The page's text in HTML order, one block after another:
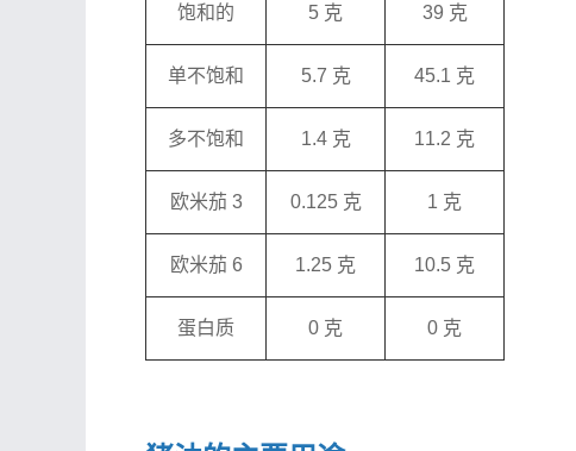
饱和的 5 克 39 克
单不饱和 5.7 克 45.1 克
多不饱和 1.4 克 11.2 克
欧米茄 3 0.125 克 1 克
欧米茄 6 1.25 克 10.5 克
蛋白质 0 克 0 克